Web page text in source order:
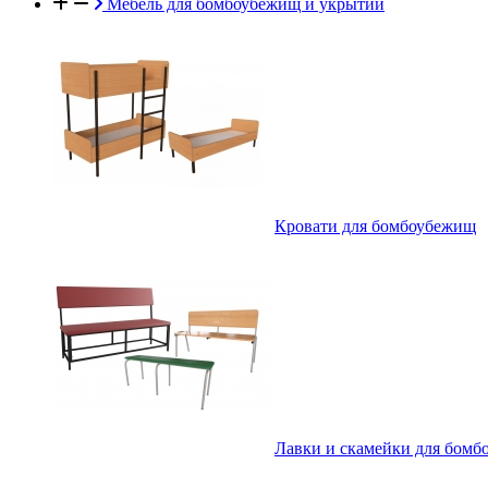
Мебель для бомбоубежищ и укрытий
Кровати для бомбоубежищ
Лавки и скамейки для